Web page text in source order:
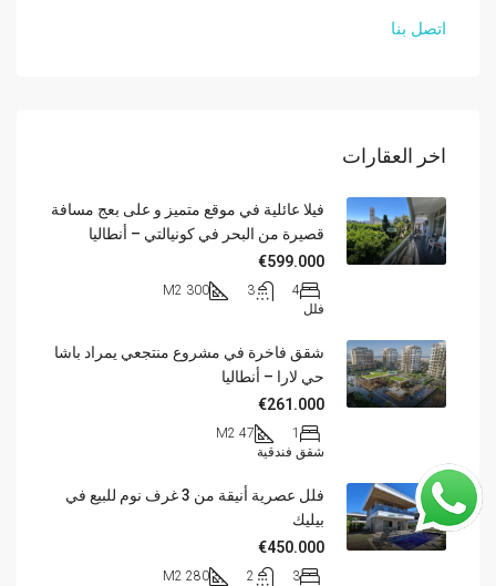
اتصل بنا
اخر العقارات
فيلا عائلية في موقع متميز و على بعج مسافة
قصيرة من البحر في كونيالتي – أنطاليا
€599.000
4
3
300 M2
فلل
شقق فاخرة في مشروع منتجعي يمراد باشا
حي لارا – أنطاليا
€261.000
1
47 M2
شقق فندقية
فلل عصرية أنيقة من 3 غرف نوم للبيع في
بيليك
€450.000
3
2
280 M2